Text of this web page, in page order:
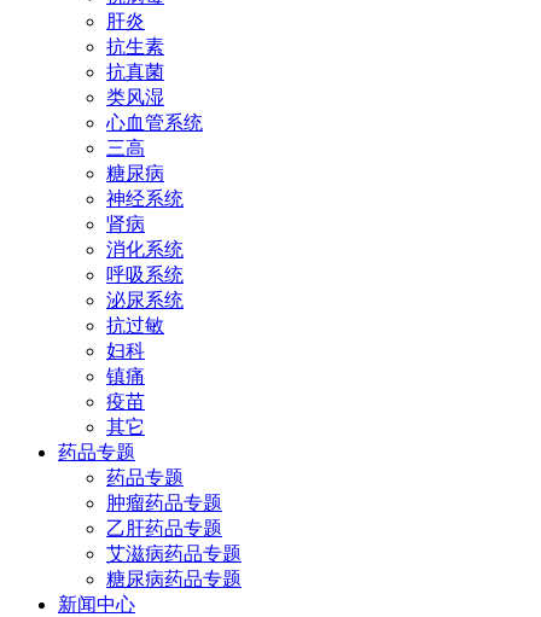
肝炎
抗生素
抗真菌
类风湿
心血管系统
三高
糖尿病
神经系统
肾病
消化系统
呼吸系统
泌尿系统
抗过敏
妇科
镇痛
疫苗
其它
药品专题
药品专题
肿瘤药品专题
乙肝药品专题
艾滋病药品专题
糖尿病药品专题
新闻中心